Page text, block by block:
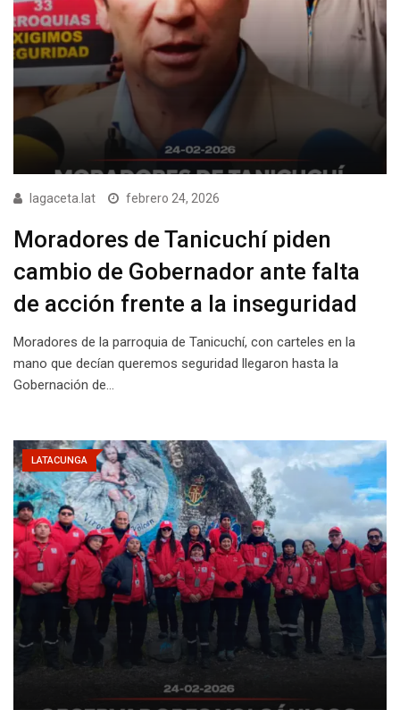
lagaceta.lat febrero 24, 2026
Moradores de Tanicuchí piden
cambio de Gobernador ante falta
de acción frente a la inseguridad
Moradores de la parroquia de Tanicuchí, con carteles en la
mano que decían queremos seguridad llegaron hasta la
Gobernación de…
LATACUNGA